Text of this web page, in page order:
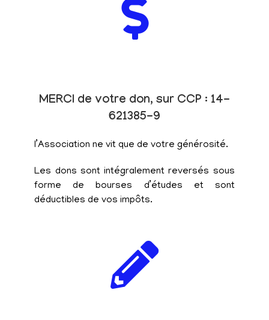
MERCI de votre don, sur CCP : 14-
621385-9
l’Association ne vit que de votre générosité.
Les dons sont intégralement reversés sous
forme de bourses d’études et sont
déductibles de vos impôts.